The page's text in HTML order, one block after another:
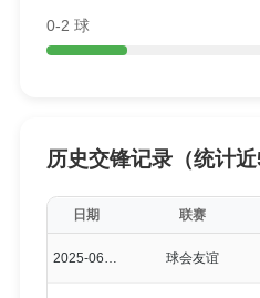
0-2 球
历史交锋记录（统计近
日期 联赛
球会友谊